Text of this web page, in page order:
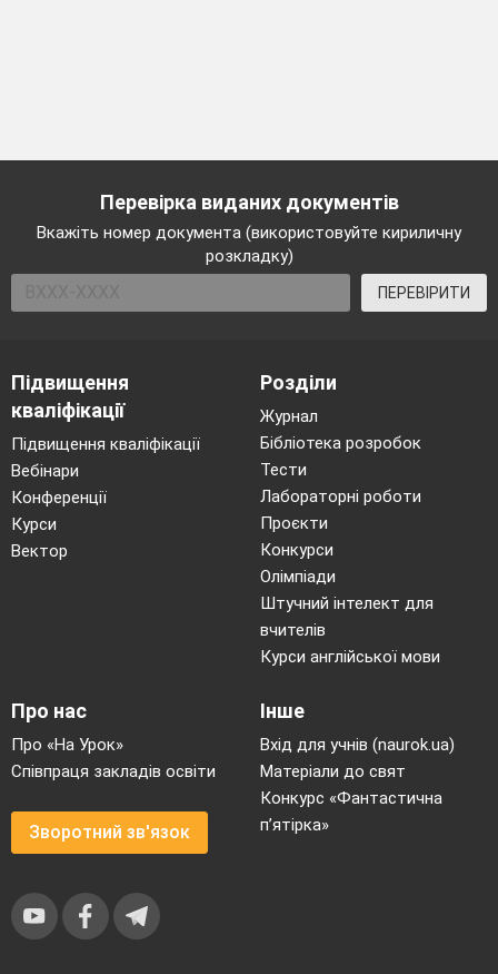
Перевірка виданих документів
Вкажіть номер документа (використовуйте кириличну
розкладку)
ПЕРЕВІРИТИ
Підвищення
кваліфікації
Підвищення кваліфікації
Вебінари
Конференції
Курси
Вектор
Розділи
Журнал
Бібліотека розробок
Тести
Лабораторні роботи
Проєкти
Конкурси
Олімпіади
Штучний інтелект для
вчителів
Курси англійської мови
Про нас
Про «На Урок»
Співпраця закладів освіти
Зворотний зв'язок
Інше
Вхід для учнів (naurok.ua)
Матеріали до свят
Конкурс «Фантастична
п’ятірка»